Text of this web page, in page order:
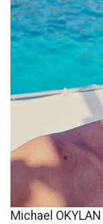
Michael OKYLAN